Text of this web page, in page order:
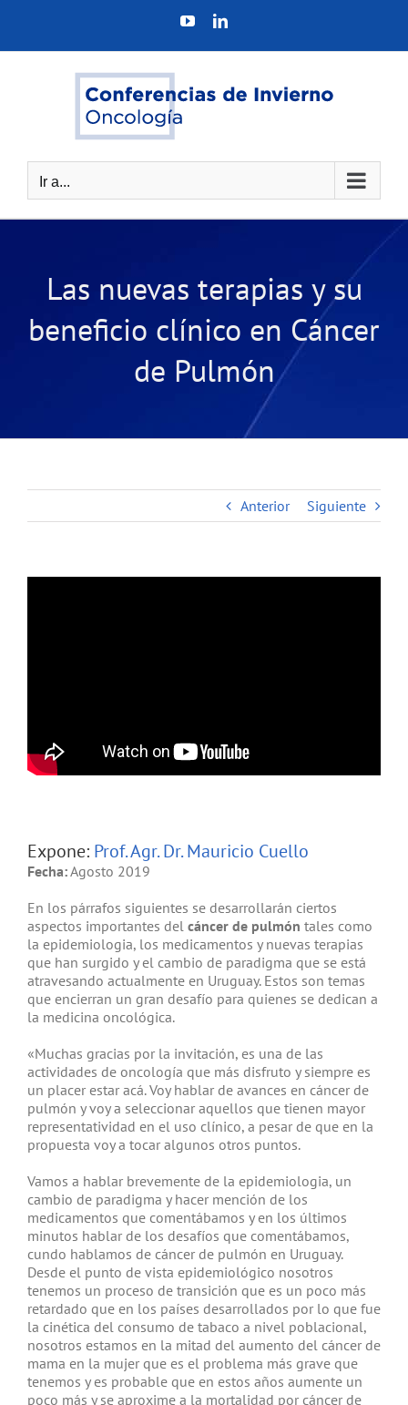
YouTubeLinkedIn
Ir a...
Las nuevas terapias y su
beneficio clínico en Cáncer
de Pulmón
Anterior Siguiente
Expone: Prof. Agr. Dr. Mauricio Cuello
Fecha:Agosto 2019
En los párrafos siguientes se desarrollarán ciertos
aspectos importantes del cáncer de pulmón tales como
la epidemiologia, los medicamentos y nuevas terapias
que han surgido y el cambio de paradigma que se está
atravesando actualmente en Uruguay. Estos son temas
que encierran un gran desafío para quienes se dedican a
la medicina oncológica.
«Muchas gracias por la invitación, es una de las
actividades de oncología que más disfruto y siempre es
un placer estar acá. Voy hablar de avances en cáncer de
pulmón y voy a seleccionar aquellos que tienen mayor
representatividad en el uso clínico, a pesar de que en la
propuesta voy a tocar algunos otros puntos.
Vamos a hablar brevemente de la epidemiologia, un
cambio de paradigma y hacer mención de los
medicamentos que comentábamos y en los últimos
minutos hablar de los desafíos que comentábamos,
cundo hablamos de cáncer de pulmón en Uruguay.
Desde el punto de vista epidemiológico nosotros
tenemos un proceso de transición que es un poco más
retardado que en los países desarrollados por lo que fue
la cinética del consumo de tabaco a nivel poblacional,
nosotros estamos en la mitad del aumento del cáncer de
mama en la mujer que es el problema más grave que
tenemos y es probable que en estos años aumente un
poco más y se aproxime a la mortalidad por cáncer de